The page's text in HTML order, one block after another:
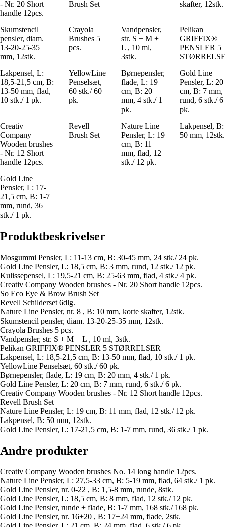
- Nr. 20 Short
handle 12pcs.
Brush Set
skafter, 12stk.
Skumstencil
pensler, diam.
13-20-25-35
mm, 12stk.
Crayola
Brushes 5
pcs.
Vandpensler,
str. S + M +
L , 10 ml,
3stk.
Pelikan
GRIFFIX®
PENSLER 5
Lakpensel, L:
18,5-21,5 cm, B:
13-50 mm, flad,
10 stk./ 1 pk.
YellowLine
Penselsæt,
60 stk./ 60
pk.
Børnepensler,
flade, L: 19
cm, B: 20
mm, 4 stk./ 1
pk.
Gold Line
Pensler, L: 20
cm, B: 7 mm,
rund, 6 stk./ 6
pk.
Creativ
Company
Wooden brushes
- Nr. 12 Short
handle 12pcs.
Revell
Brush Set
Nature Line
Pensler, L: 19
cm, B: 11
mm, flad, 12
stk./ 12 pk.
Lakpensel, B:
50 mm, 12stk.
Gold Line
Pensler, L: 17-
21,5 cm, B: 1-7
mm, rund, 36
stk./ 1 pk.
Produktbeskrivelser
Mosgummi Pensler, L: 11-13 cm, B: 30-45 mm, 24 stk./ 24 pk.
Gold Line Pensler, L: 18,5 cm, B: 3 mm, rund, 12 stk./ 12 pk.
Kulissepensel, L: 19,5-21 cm, B: 25-63 mm, flad, 4 stk./ 4 pk.
Creativ Company Wooden brushes - Nr. 20 Short handle 12pcs.
So Eco Eye & Brow Brush Set
Revell Schilderset 6dlg.
Nature Line Pensler, nr. 8 , B: 10 mm, korte skafter, 12stk.
Skumstencil pensler, diam. 13-20-25-35 mm, 12stk.
Crayola Brushes 5 pcs.
Vandpensler, str. S + M + L , 10 ml, 3stk.
Pelikan GRIFFIX® PENSLER 5 STØRRELSER
Lakpensel, L: 18,5-21,5 cm, B: 13-50 mm, flad, 10 stk./ 1 pk.
YellowLine Penselsæt, 60 stk./ 60 pk.
Børnepensler, flade, L: 19 cm, B: 20 mm, 4 stk./ 1 pk.
Gold Line Pensler, L: 20 cm, B: 7 mm, rund, 6 stk./ 6 pk.
Creativ Company Wooden brushes - Nr. 12 Short handle 12pcs.
Revell Brush Set
Nature Line Pensler, L: 19 cm, B: 11 mm, flad, 12 stk./ 12 pk.
Lakpensel, B: 50 mm, 12stk.
Gold Line Pensler, L: 17-21,5 cm, B: 1-7 mm, rund, 36 stk./ 1 pk.
Andre produkter
Creativ Company Wooden brushes No. 14 long handle 12pcs.
Nature Line Pensler, L: 27,5-33 cm, B: 5-19 mm, flad, 64 stk./ 1 pk.
Gold Line Pensler, nr. 0-22 , B: 1,5-8 mm, runde, 8stk.
Gold Line Pensler, L: 18,5 cm, B: 8 mm, flad, 12 stk./ 12 pk.
Gold Line Pensler, runde + flade, B: 1-7 mm, 168 stk./ 168 pk.
Gold Line Pensler, nr. 16+20 , B: 17+24 mm, flade, 2stk.